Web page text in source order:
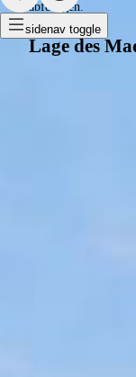
sidenav toggle
abfertigen.
Lage des